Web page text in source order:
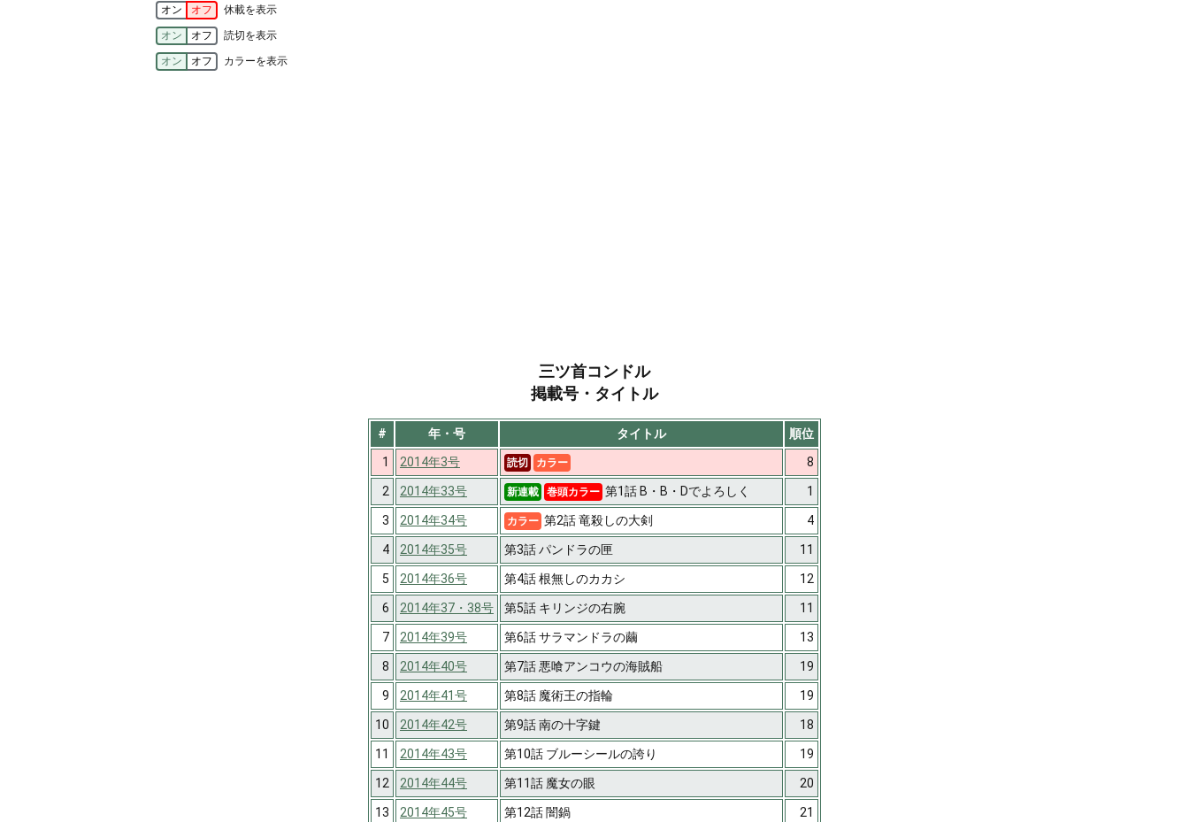
オン オフ 休載を表示
オン オフ 読切を表示
オン オフ カラーを表示
三ツ首コンドル
掲載号・タイトル
# 年・号 タイトル
順位
1
2014年3号 読切 カラー 8
2 2014年33号 新連載 巻頭カラー 第1話 B・B・Dでよろしく 1
3 2014年34号 カラー 第2話 竜殺しの大剣 4
4 2014年35号 第3話 パンドラの匣 11
5 2014年36号 第4話 根無しのカカシ 12
6 2014年37・38号 第5話 キリンジの右腕 11
7 2014年39号 第6話 サラマンドラの繭 13
8 2014年40号 第7話 悪喰アンコウの海賊船 19
9 2014年41号 第8話 魔術王の指輪 19
10 2014年42号 第9話 南の十字鍵 18
11 2014年43号 第10話 ブルーシールの誇り 19
12 2014年44号 第11話 魔女の眼 20
13 2014年45号 第12話 闇鍋 21